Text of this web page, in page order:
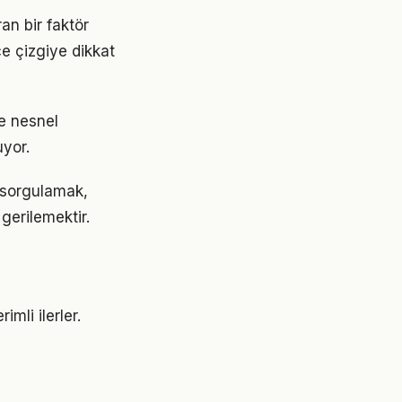
bir faktör
çizgiye dikkat
nesnel
ilerler.